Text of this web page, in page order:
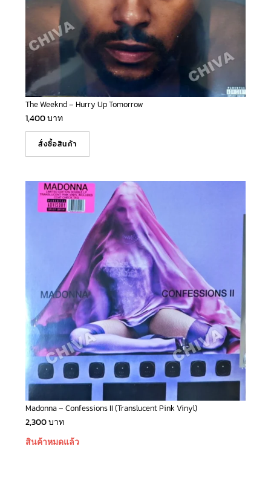
The Weeknd – Hurry Up Tomorrow
1,400บาท
สั่งซื้อสินค้า
Madonna – Confessions II (Translucent Pink Vinyl)
2,300บาท
สินค้าหมดแล้ว